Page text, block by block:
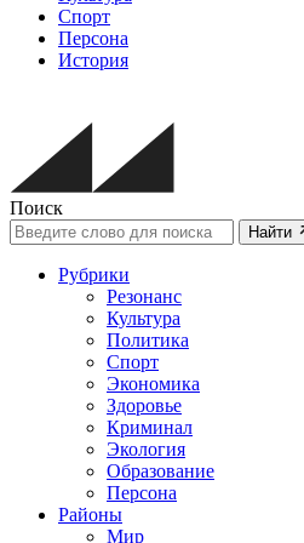
Спорт
Персона
История
Поиск
Найти
Рубрики
Резонанс
Культура
Политика
Спорт
Экономика
Здоровье
Криминал
Экология
Образование
Персона
Районы
Мир